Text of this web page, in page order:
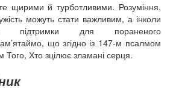
щирими й турботливими. Розуміння,
можуть стати важливим, а інколи
підтримки для пораненого
що згідно із 147-м псалмом
Того, Хто зцілює зламані серця.